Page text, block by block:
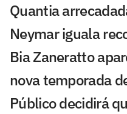
Quantia
Neymar iguala
Bia Zaneratto
nova temporada
Público decidirá